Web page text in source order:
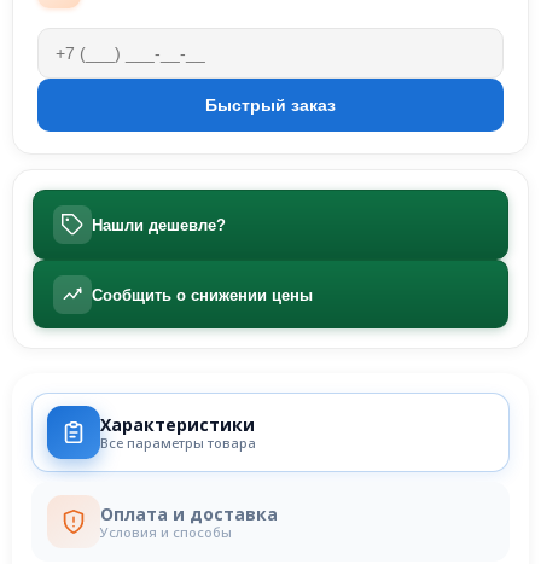
Нашли дешевле?
Сообщить о снижении цены
Характеристики
Все параметры товара
Оплата и доставка
Условия и способы